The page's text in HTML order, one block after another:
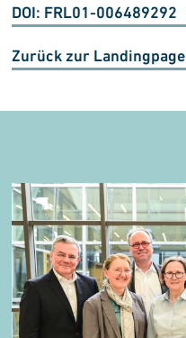
DOI: FRL01-006489292
Zurück zur Landingpage